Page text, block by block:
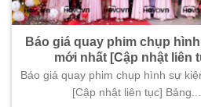
Báo giá quay phim chụp
mới nhất [Cập nhật liên
Báo giá quay phim chụp hình sự
[Cập nhật liên tục] Bảng...